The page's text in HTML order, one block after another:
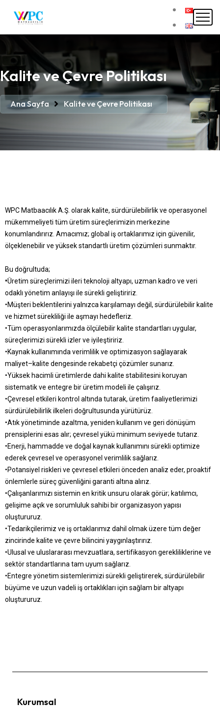
Kalite ve Çevre Politikası
Ana Sayfa Kalite ve Çevre Politikası
WPC Matbaacılık A.Ş. olarak kalite, sürdürülebilirlik ve operasyonel
mükemmeliyeti tüm üretim süreçlerimizin merkezine
konumlandırırız. Amacımız; global iş ortaklarımız için güvenilir,
ölçeklenebilir ve yüksek standartlı üretim çözümleri sunmaktır.
Bu doğrultuda;
•Üretim süreçlerimizi ileri teknoloji altyapı, uzman kadro ve veri
odaklı yönetim anlayışı ile sürekli geliştiririz.
•Müşteri beklentilerini yalnızca karşılamayı değil, sürdürülebilir kalite
ve hizmet sürekliliği ile aşmayı hedefleriz.
•Tüm operasyonlarımızda ölçülebilir kalite standartları uygular,
süreçlerimizi sürekli izler ve iyileştiririz.
•Kaynak kullanımında verimlilik ve optimizasyon sağlayarak
maliyet–kalite dengesinde rekabetçi çözümler sunarız.
•Yüksek hacimli üretimlerde dahi kalite stabilitesini koruyan
sistematik ve entegre bir üretim modeli ile çalışırız.
•Çevresel etkileri kontrol altında tutarak, üretim faaliyetlerimizi
sürdürülebilirlik ilkeleri doğrultusunda yürütürüz.
•Atık yönetiminde azaltma, yeniden kullanım ve geri dönüşüm
prensiplerini esas alır; çevresel yükü minimum seviyede tutarız.
•Enerji, hammadde ve doğal kaynak kullanımını sürekli optimize
ederek çevresel ve operasyonel verimlilik sağlarız.
•Potansiyel riskleri ve çevresel etkileri önceden analiz eder, proaktif
önlemlerle süreç güvenliğini garanti altına alırız.
•Çalışanlarımızı sistemin en kritik unsuru olarak görür; katılımcı,
gelişime açık ve sorumluluk sahibi bir organizasyon yapısı
oluştururuz.
•Tedarikçilerimiz ve iş ortaklarımız dahil olmak üzere tüm değer
zincirinde kalite ve çevre bilincini yaygınlaştırırız.
•Ulusal ve uluslararası mevzuatlara, sertifikasyon gerekliliklerine ve
sektör standartlarına tam uyum sağlarız.
•Entegre yönetim sistemlerimizi sürekli geliştirerek, sürdürülebilir
büyüme ve uzun vadeli iş ortaklıkları için sağlam bir altyapı
oluştururuz.
Kurumsal